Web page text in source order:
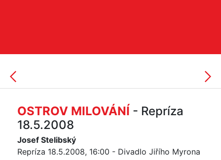
OSTROV MILOVÁNÍ - Repríza
18.5.2008
Josef Stelibský
Repríza 18.5.2008, 16:00 - Divadlo Jiřího Myrona